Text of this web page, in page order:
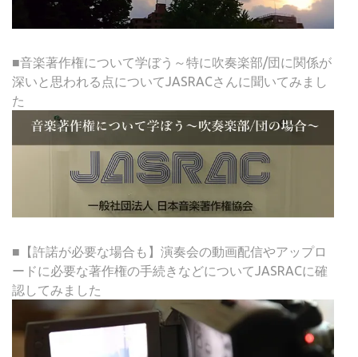
■音楽著作権について学ぼう～特に吹奏楽部/団に関係が
深いと思われる点についてJASRACさんに聞いてみまし
た
■【許諾が必要な場合も】演奏会の動画配信やアップロ
ードに必要な著作権の手続きなどについてJASRACに確
認してみました